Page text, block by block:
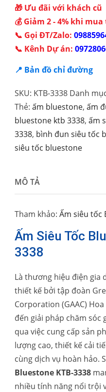
🎁 Ưu đãi với khách cũ
💰 Giảm 2 - 4% khi
📞 Gọi ĐT/Zalo:
📞 Kênh Dự án:
📍 Bản đồ chỉ đường
SKU: KTB-3338 Danh
Thẻ: ấm bluestone, ấm
bluestone ktb 3338, ấm
3338, bình đun siêu tốc
siêu tốc bluestone
MÔ TẢ
Tham khảo: Ấm siêu tốc
Ấm Siêu Tốc
3338
Là thương hiệu điện gia
thiết kế bởi tập đoàn
Corporation (GAAC)
đến giải pháp chăm
qua việc cung cấp sản
lượng cao, thiết kế cải
cùng dịch vụ hoàn hảo.
Bluestone KTB-3338
nhiều tính năng nổi trội